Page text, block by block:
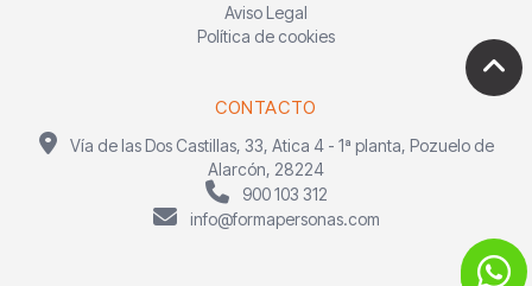
Aviso Legal
Política de cookies
CONTACTO
Vía de las Dos Castillas, 33, Atica 4 - 1ª planta, Pozuelo de
Alarcón, 28224
900 103 312
info@formapersonas.com